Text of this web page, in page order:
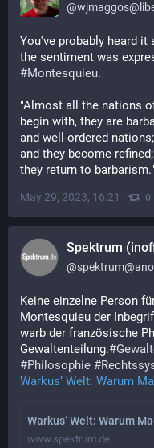
@
You've probably heard it
#Montesquieu.
"Almost all the nations
begin with, they are
and well-ordered
and they become
they return to barbarism."
May 29, 2023, 16:21 · 0
Spektrum
@
Keine einzelne Person
Montesquieu der
warb der französische
Gewaltenteilung.#
#Philosophie #
Warkus‘ Welt: Warum
Warkus‘ Welt: Warum
www.spektrum.de